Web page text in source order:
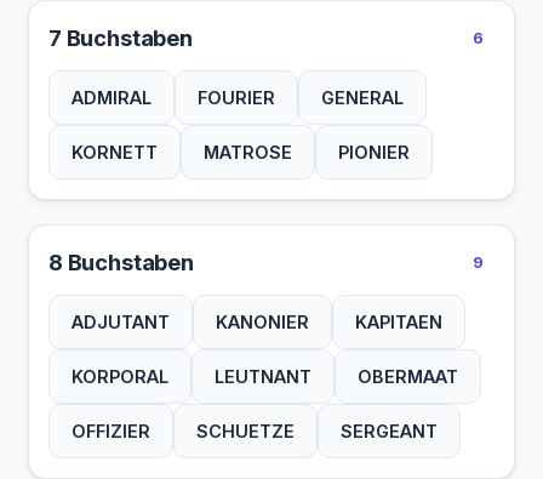
7 Buchstaben 6
ADMIRAL FOURIER GENERAL
KORNETT MATROSE PIONIER
8 Buchstaben 9
ADJUTANT KANONIER KAPITAEN
KORPORAL LEUTNANT OBERMAAT
OFFIZIER SCHUETZE SERGEANT